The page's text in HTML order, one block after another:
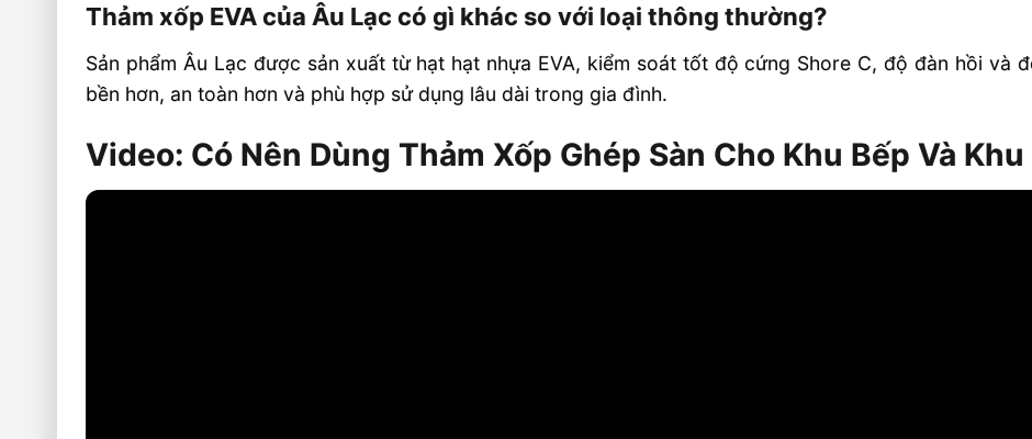
Thảm xốp EVA của Âu Lạc có gì khác so với loại thông thường?
Sản phẩm Âu Lạc được sản xuất từ hạt hạt nhựa EVA, kiểm soát tốt độ cứng Shore C, độ đàn hồi và
bền hơn, an toàn hơn và phù hợp sử dụng lâu dài trong gia đình.
Video: Có Nên Dùng Thảm Xốp Ghép Sàn Cho Khu Bếp Và